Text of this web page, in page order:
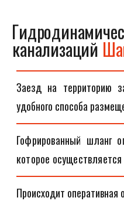
канализаций
Заезд на территорию
удобного способа
Гофрированный шланг
которое
Происходит оперативная